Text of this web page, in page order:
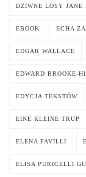
DZIWNE LOSY JANE
EBOOK ECHA
EDGAR WALLACE
EDWARD BROOKE-
EDYCJA TEKSTÓW
EINE KLEINE TRUP
ELENA FAVILLI
ELISA PURICELLI